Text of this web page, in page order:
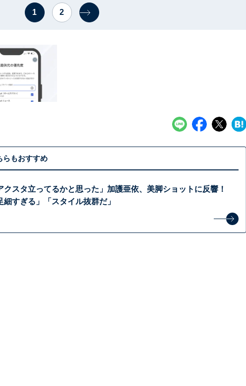
1 2
らもおすすめ
クスタ立ってるかと思った」加護亜依、美脚ショットに反響！
細すぎる」「スタイル抜群だ」